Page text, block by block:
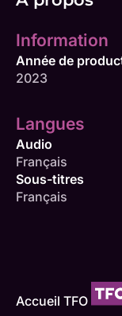
Information
Année de
2023
Langues
Audio
Français
Sous-titres
Français
Accueil TFO